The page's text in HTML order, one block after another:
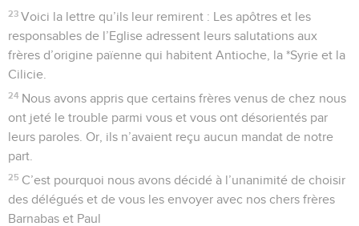
23 Voici la lettre qu’ils leur remirent : Les apôtres et les
responsables de l’Eglise adressent leurs salutations aux
frères d’origine païenne qui habitent Antioche, la *Syrie et la
Cilicie.
24 Nous avons appris que certains frères venus de chez nous
ont jeté le trouble parmi vous et vous ont désorientés par
leurs paroles. Or, ils n’avaient reçu aucun mandat de notre
part.
25 C’est pourquoi nous avons décidé à l’unanimité de choisir
des délégués et de vous les envoyer avec nos chers frères
Barnabas et Paul